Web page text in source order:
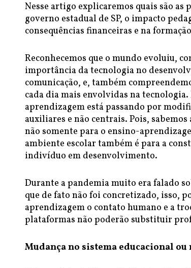
Nesse artigo explicaremos quais são
governo estadual de SP, o impacto
consequências financeiras e na
Reconhecemos que o mundo evoluiu,
importância da tecnologia no
comunicação, e, também
cada dia mais envolvidas na
aprendizagem está passando por
auxiliares e não centrais. Pois,
não somente para o ensino-
ambiente escolar também é para a
indivíduo em desenvolvimento.
Durante a pandemia muito era falado
que de fato não foi concretizado, isso,
aprendizagem o contato humano e a
plataformas não poderão substituir
Mudança no sistema educacional